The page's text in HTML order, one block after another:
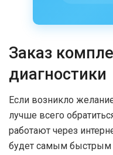
Заказ
диагностики
Если возникло
лучше всего
работают через
будет самым быстрым